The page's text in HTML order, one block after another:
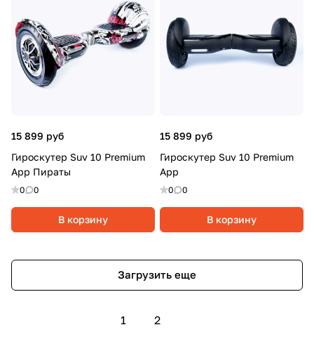
15 899 руб
Гироскутер Suv 10 Premium
App Пираты
0 0
В корзину
15 899 руб
Гироскутер Suv 10 Premium
App
0 0
В корзину
Загрузить еще
1 2